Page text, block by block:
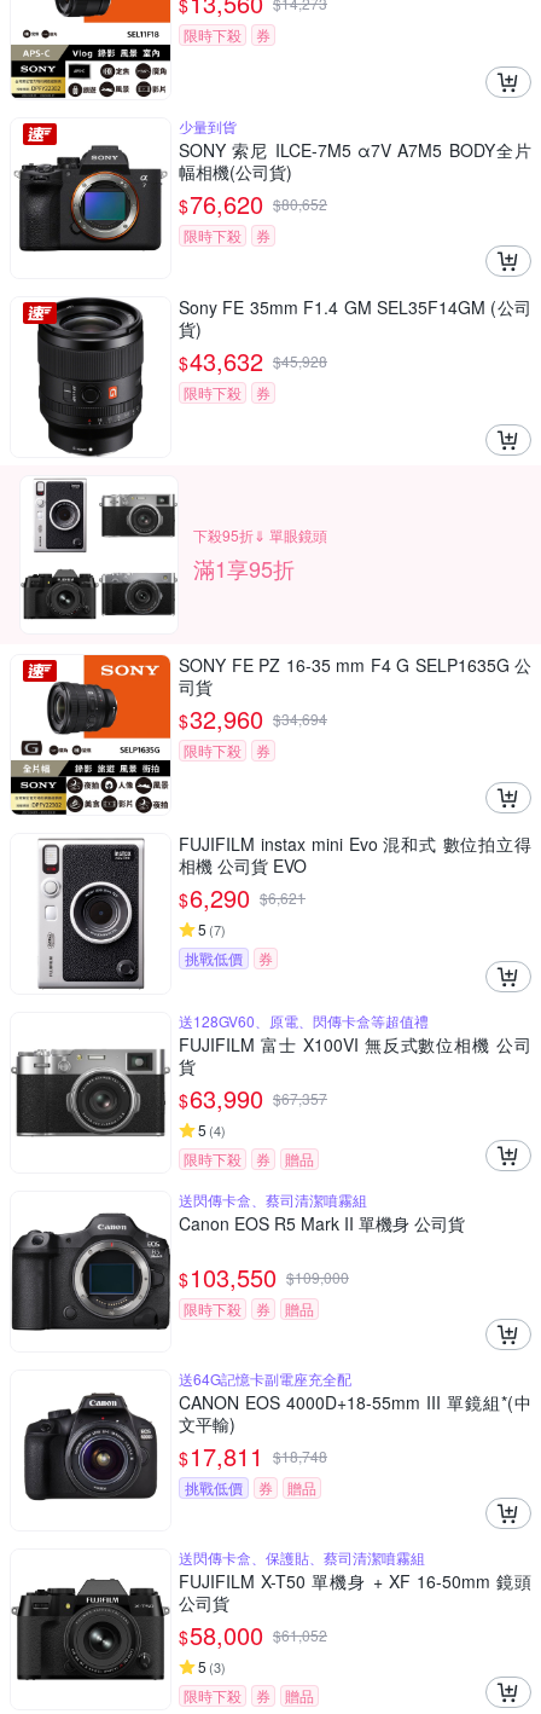
$
限時下殺
券
少量到貨
SONY 索尼 ILCE-7M5 α7V A7M5 BODY全片
幅相機(公司貨)
$76,620 $80,652
限時下殺
券
Sony FE 35mm F1.4 GM SEL35F14GM (公司
貨)
$43,632 $45,928
限時下殺
券
下殺95折⇓ 單眼鏡頭
滿1享95折
SONY FE PZ 16-35 mm F4 G SELP1635G 公
司貨
$32,960 $34,694
限時下殺
券
FUJIFILM instax mini Evo 混和式 數位拍立得
相機 公司貨 EVO
$6,290 $6,621
5 (7)
挑戰低價 券
送128GV60、原電、閃傳卡盒等超值禮
FUJIFILM 富士 X100VI 無反式數位相機 公司
貨
$63,990 $67,357
5 (4)
限時下殺 券
贈品
送閃傳卡盒、蔡司清潔噴霧組
Canon EOS R5 Mark II 單機身 公司貨
$103,550 $109,000
限時下殺
券 贈品
送64G記憶卡副電座充全配
CANON EOS 4000D+18-55mm III 單鏡組*(中
文平輸)
$17,811 $18,748
挑戰低價
券 贈品
送閃傳卡盒、保護貼、蔡司清潔噴霧組
FUJIFILM X-T50 單機身 + XF 16-50mm 鏡頭
公司貨
$58,000 $61,052
5 (3)
限時下殺 券
贈品